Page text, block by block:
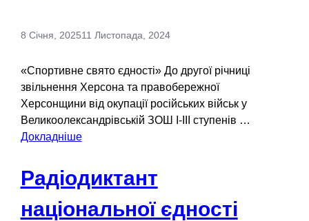
8 Січня, 202511 Листопада, 2024
«Спортивне свято єдності» До другої річниці
звільнення Херсона та правобережної
Херсонщини від окупації російських військ у
Великоолександрівській ЗОШ І-ІІІ ступенів …
Докладніше
Радіодиктант
національної єдності